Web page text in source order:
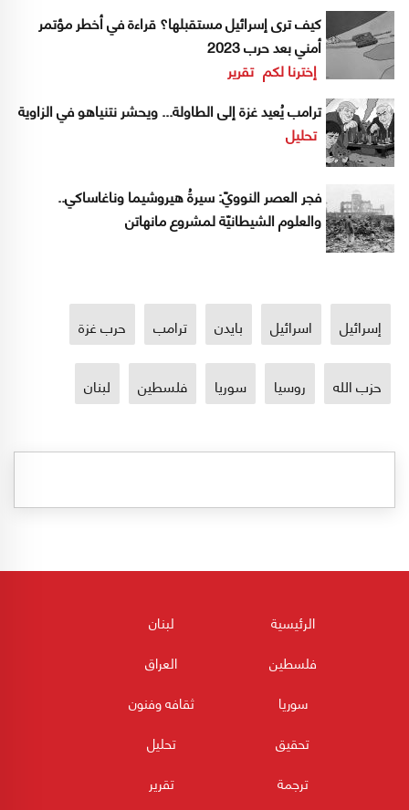
كيف ترى إسرائيل مستقبلها؟ قراءة في أخطر مؤتمر
أمني بعد حرب 2023
إخترنا لكم تقرير
ترامب يُعيد غزة إلى الطاولة... ويحشر نتنياهو في الزاوية
تحليل
فجر العصر النوويّ: سيرةُ هيروشيما وناغاساكي..
والعلوم الشيطانيّة لمشروع مانهاتن
إسرائيل اسرائيل بايدن ترامب حرب غزة
حزب الله روسيا سوريا فلسطين لبنان
الرئيسية
لبنان
فلسطين
العراق
سوريا
ثقافه وفنون
تحقيق
تحليل
ترجمة
تقرير